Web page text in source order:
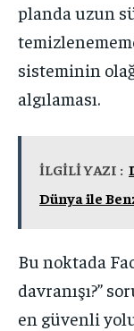
planda uzun
sisteminin
algılaması.
İLGİLİ YAZI :
Dünya ile
Bu noktada
davranışı?”
en güvenli